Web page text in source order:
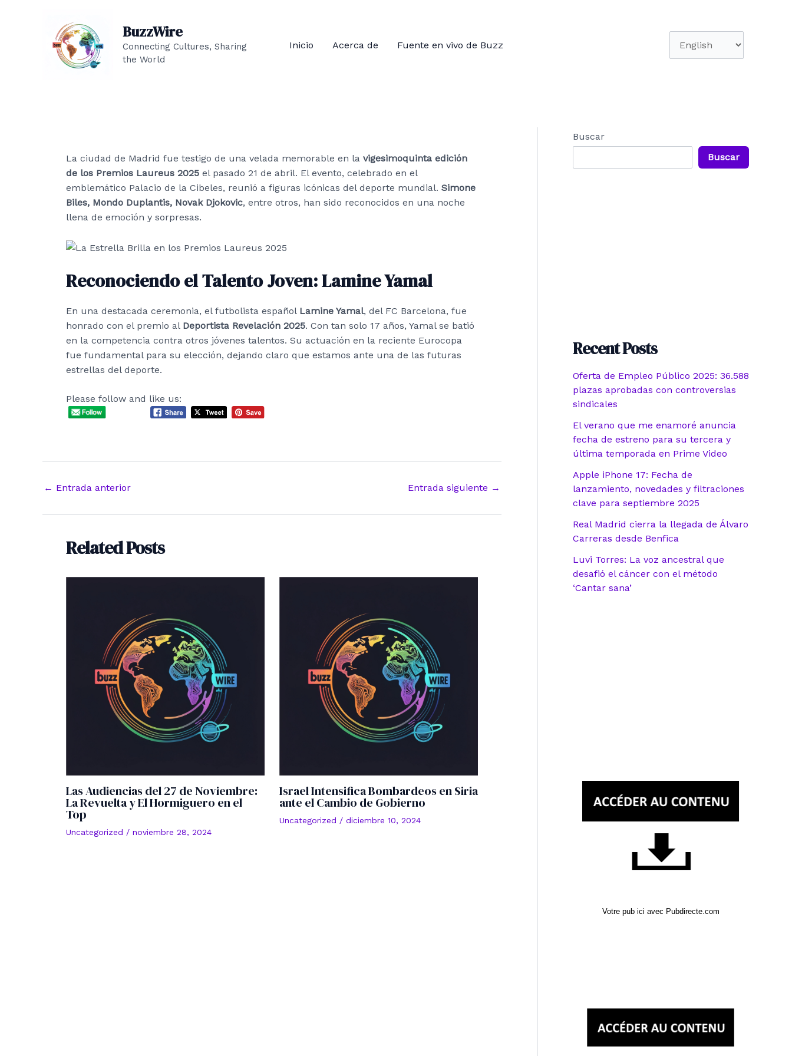
BuzzWire
Connecting Cultures, Sharing
the World
Inicio Acerca de Fuente en vivo de Buzz
La ciudad de Madrid fue testigo de una velada memorable en la vigesimoquinta edición
de los Premios Laureus 2025 el pasado 21 de abril. El evento, celebrado en el
emblemático Palacio de la Cibeles, reunió a figuras icónicas del deporte mundial. Simone
Biles, Mondo Duplantis, Novak Djokovic, entre otros, han sido reconocidos en una noche
llena de emoción y sorpresas.
Reconociendo el Talento Joven: Lamine Yamal
En una destacada ceremonia, el futbolista español Lamine Yamal, del FC Barcelona, fue
honrado con el premio al Deportista Revelación 2025. Con tan solo 17 años, Yamal se batió
en la competencia contra otros jóvenes talentos. Su actuación en la reciente Eurocopa
fue fundamental para su elección, dejando claro que estamos ante una de las futuras
estrellas del deporte.
Please follow and like us:
Navegación
entradas
← Entrada anterior Entrada siguiente →
Related Posts
Las Audiencias del 27 de Noviembre:
La Revuelta y El Hormiguero en el
Top
Uncategorized / noviembre 28, 2024
Israel Intensifica Bombardeos en Siria
ante el Cambio de Gobierno
Uncategorized / diciembre 10, 2024
Buscar
Buscar
Recent Posts
Oferta de Empleo Público 2025: 36.588
plazas aprobadas con controversias
sindicales
El verano que me enamoré anuncia
fecha de estreno para su tercera y
última temporada en Prime Video
Apple iPhone 17: Fecha de
lanzamiento, novedades y filtraciones
clave para septiembre 2025
Real Madrid cierra la llegada de Álvaro
Carreras desde Benfica
Luvi Torres: La voz ancestral que
desafió el cáncer con el método
‘Cantar sana’
Votre pub ici avec Pubdirecte.com